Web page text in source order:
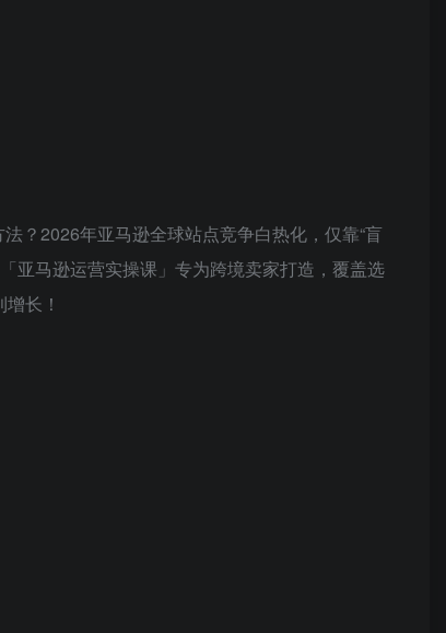
？2026年亚马逊全球站点竞争白热化，仅靠“盲
亚马逊运营实操课」专为跨境卖家打造，覆盖选
长！